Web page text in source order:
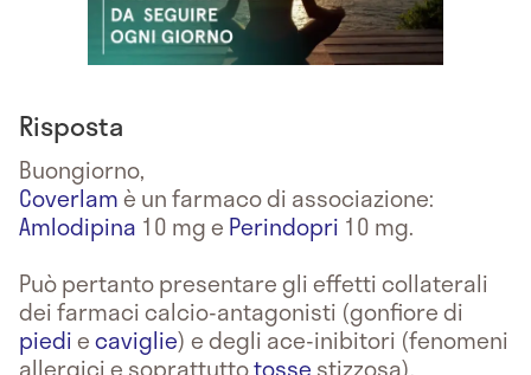
Risposta
Buongiorno,
Coverlamè un farmaco di associazione:
Amlodipina 10 mg e Perindopri 10 mg.
Può pertanto presentare gli effetti collaterali
dei farmaci calcio-antagonisti (gonfiore di
piediecaviglie) e degli ace-inibitori (fenomeni
allergici e soprattuttotosse stizzosa).